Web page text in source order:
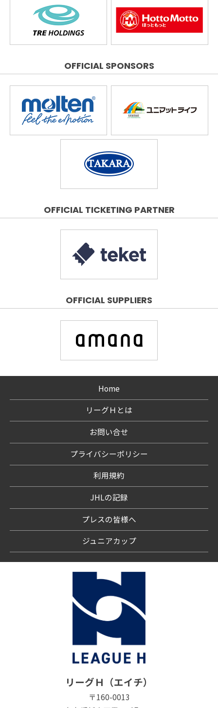
OFFICIAL SPONSORS
OFFICIAL TICKETING PARTNER
OFFICIAL SUPPLIERS
Home
リーグＨとは
お問い合せ
プライバシーポリシー
利用規約
JHLの記録
プレスの皆様へ
ジュニアカップ
リーグＨ（エイチ）
〒160-0013